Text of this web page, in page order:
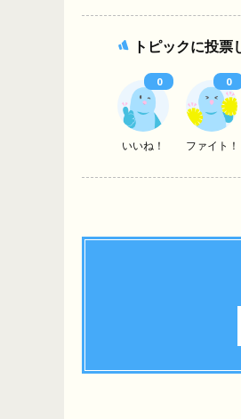
トピックに投票
いいね！ ファイト！
0 0